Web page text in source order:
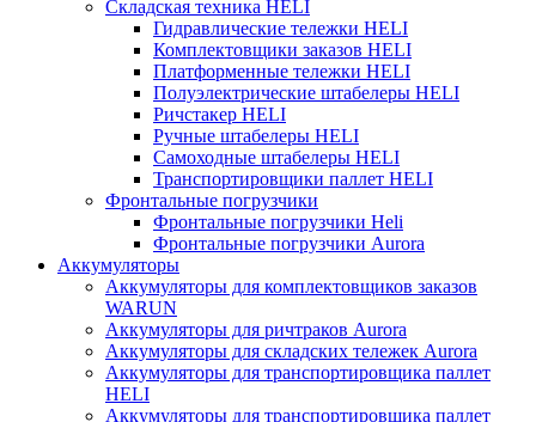
Складская техника HELI
Гидравлические тележки HELI
Комплектовщики заказов HELI
Платформенные тележки HELI
Полуэлектрические штабелеры HELI
Ричстакер HELI
Ручные штабелеры HELI
Самоходные штабелеры HELI
Транспортировщики паллет HELI
Фронтальные погрузчики
Фронтальные погрузчики Heli
Фронтальные погрузчики Aurora
Аккумуляторы
Аккумуляторы для комплектовщиков заказов
WARUN
Аккумуляторы для ричтраков Aurora
Аккумуляторы для складских тележек Aurora
Аккумуляторы для транспортировщика паллет
HELI
Аккумуляторы для транспортировщика паллет